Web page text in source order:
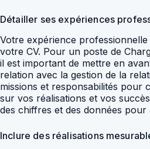
Détailler ses expériences
Votre expérience
votre CV. Pour un poste de
il est important de mettre en
relation avec la gestion de la
missions et responsabilités pour
sur vos réalisations et vos
des chiffres et des données
Inclure des réalisations